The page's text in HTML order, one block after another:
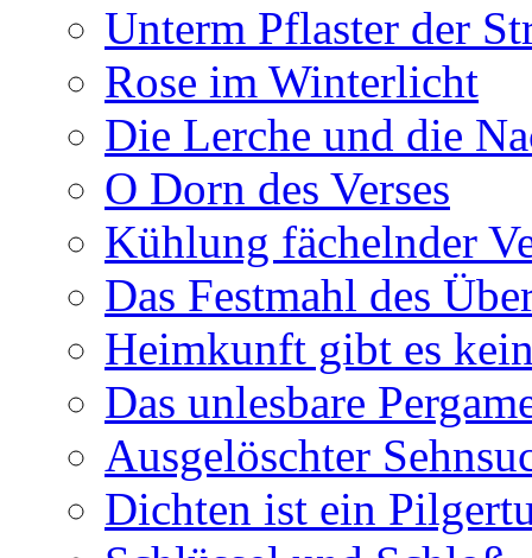
Unterm Pflaster der
Rose im Winterlicht
Die Lerche und die
O Dorn des Verses
Kühlung fächelnder
Das Festmahl des
Heimkunft gibt es
Das unlesbare
Ausgelöschter
Dichten ist ein